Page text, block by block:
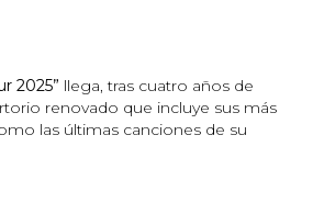
2025” llega, tras cuatro años de
renovado que incluye sus más
las últimas canciones de su